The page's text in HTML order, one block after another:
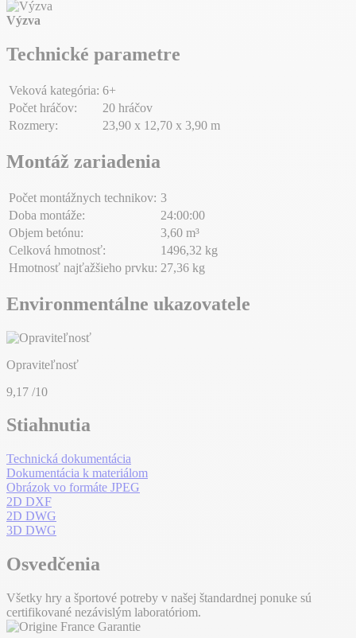
Výzva
Technické parametre
Veková kategória: 6+
Počet hráčov:
20 hráčov
Rozmery:
23,90 x 12,70 x 3,90 m
Montáž zariadenia
Počet montážnych technikov: 3
Doba montáže:
24:00:00
Objem betónu:
3,60 m³
Celková hmotnosť:
1496,32 kg
Hmotnosť najťažšieho prvku: 27,36 kg
Environmentálne ukazovatele
Opraviteľnosť
9,17 /10
Stiahnutia
Technická dokumentácia
Dokumentácia k materiálom
Obrázok vo formáte JPEG
2D DXF
2D DWG
3D DWG
Osvedčenia
Všetky hry a športové potreby v našej štandardnej ponuke sú
certifikované nezávislým laboratóriom.